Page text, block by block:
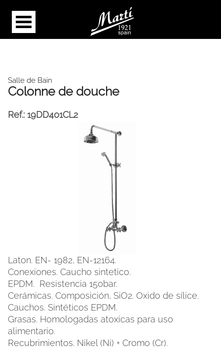
Salle de Bain
Colonne de douche
Ref.: 19DD401CL2
Laton. EN- 1982, EN-12164.
Conexiones. Caucho sintetico.
EPDM. Resistencia 150bar.
Cerámicas. Composición, SiO2. Oxido de sílice.
Cauchos. Sintéticos EPDM.
Grasas. Homologadas atoxicas para uso
alimentario.
Recubrimientos. Nikel (Ni) + Cromo (Cr).